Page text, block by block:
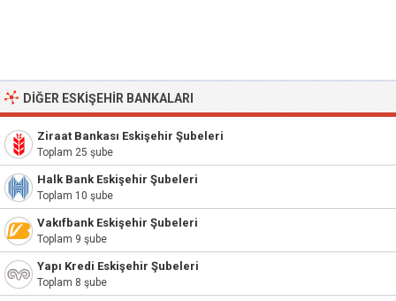
DIĞER ESKIŞEHIR BANKALARI
Ziraat Bankası Eskişehir Şubeleri
Toplam 25 şube
Halk Bank Eskişehir Şubeleri
Toplam 10 şube
Vakıfbank Eskişehir Şubeleri
Toplam 9 şube
Yapı Kredi Eskişehir Şubeleri
Toplam 8 şube